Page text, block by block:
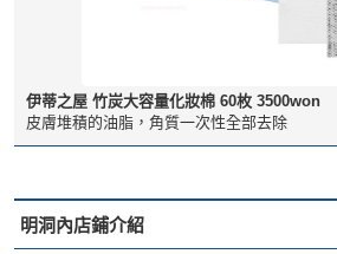
伊蒂之屋 竹炭大容量化妝棉 60枚 3500won
皮膚堆積的油脂，角質一次性全部去除
明洞內店鋪介紹